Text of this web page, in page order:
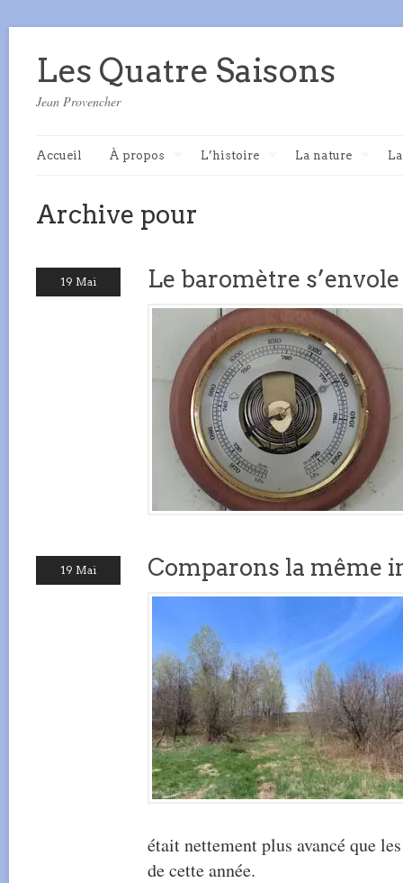
Les Quatre Saisons
Jean Provencher
Accueil À propos L’histoire La nature
Archive pour
19 Mai Le baromètre s’envole
19 Mai Comparons la même
était nettement plus avancé que
de cette année.